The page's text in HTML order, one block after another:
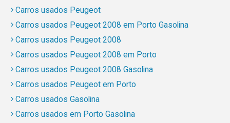
Carros usados Peugeot
Carros usados Peugeot 2008 em Porto Gasolina
Carros usados Peugeot 2008
Carros usados Peugeot 2008 em Porto
Carros usados Peugeot 2008 Gasolina
Carros usados Peugeot em Porto
Carros usados Gasolina
Carros usados em Porto Gasolina